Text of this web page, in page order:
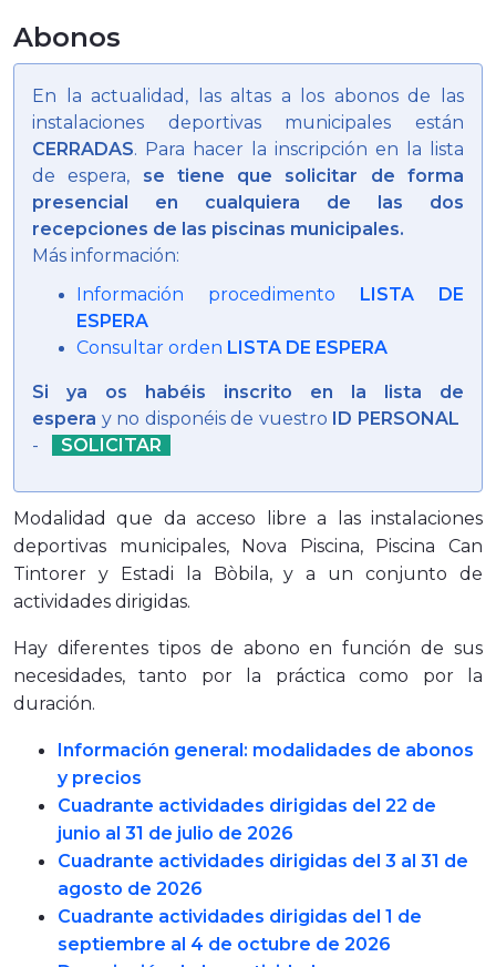
Abonos
En la actualidad, las altas a los abonos de las
instalaciones deportivas municipales están
CERRADAS. Para hacer la inscripción en la lista
de espera, se tiene que solicitar de forma
presencial en cualquiera de las dos
recepciones de las piscinas municipales.
Más información:
Información procedimento
LISTA DE
ESPERA
Consultar orden LISTA DE ESPERA
Si ya os habéis inscrito en la lista de
espera y no disponéis de vuestro
ID PERSONAL
-
SOLICITAR
Modalidad que da acceso libre a las instalaciones
deportivas municipales, Nova Piscina, Piscina Can
Tintorer y Estadi la Bòbila, y a un conjunto de
actividades dirigidas.
Hay diferentes tipos de abono en función de sus
necesidades, tanto por la práctica como por la
duración.
Información general: modalidades de abonos
y precios
Cuadrante actividades dirigidas del 22 de
junio al 31 de julio de 2026
Cuadrante actividades dirigidas del 3 al 31 de
agosto de 2026
Cuadrante actividades dirigidas del 1 de
septiembre al 4 de octubre de 2026